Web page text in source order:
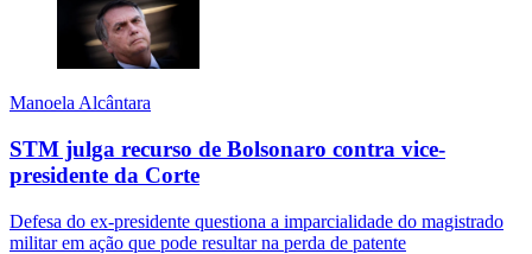
Manoela Alcântara
STM julga recurso de Bolsonaro contra vice-
presidente da Corte
Defesa do ex-presidente questiona a imparcialidade do magistrado
militar em ação que pode resultar na perda de patente